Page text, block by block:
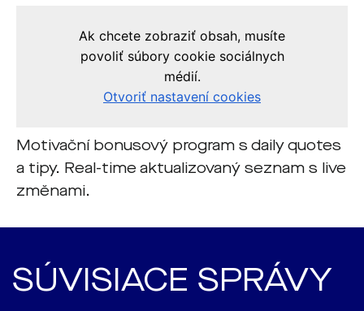
Motivační bonusový program s daily quotes
a tipy. Real-time aktualizovaný seznam s live
změnami.
SÚVISIACE SPRÁVY